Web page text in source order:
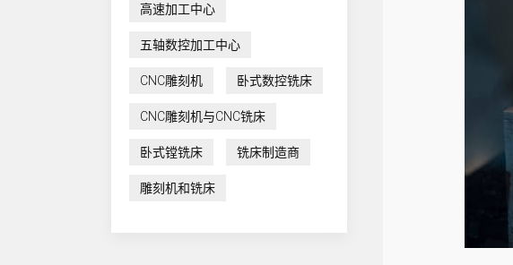
高速加工中心
五轴数控加工中心
CNC雕刻机 卧式数控铣床
CNC雕刻机与CNC铣床
卧式镗铣床 铣床制造商
雕刻机和铣床